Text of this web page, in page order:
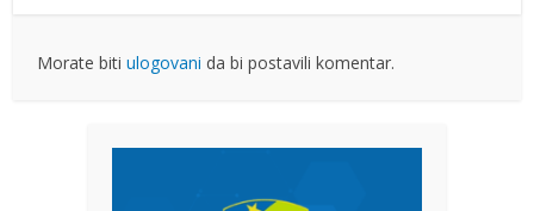
Morate bitiulogovani da bi postavili komentar.